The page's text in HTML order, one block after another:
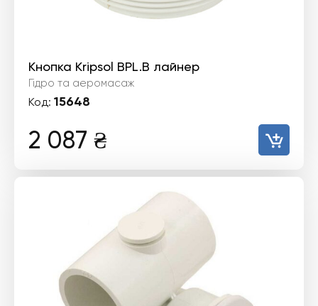
Кнопка Kripsol BPL.B лайнер
Гідро та аеромасаж
Код: 15648
2 087 ₴